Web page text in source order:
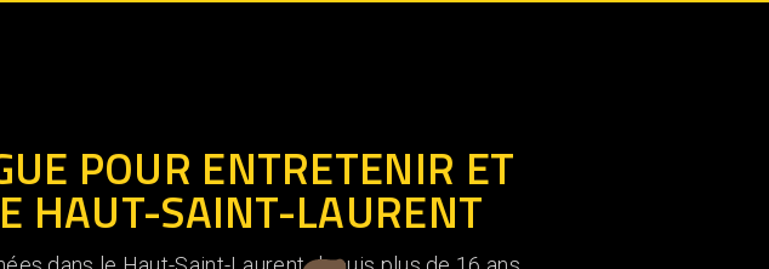
POUR ENTRETENIR ET
HAUT-SAINT-LAURENT